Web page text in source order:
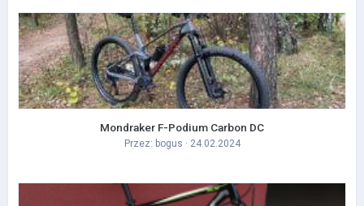
Mondraker F-Podium Carbon DC
Przez: bogus · 24.02.2024